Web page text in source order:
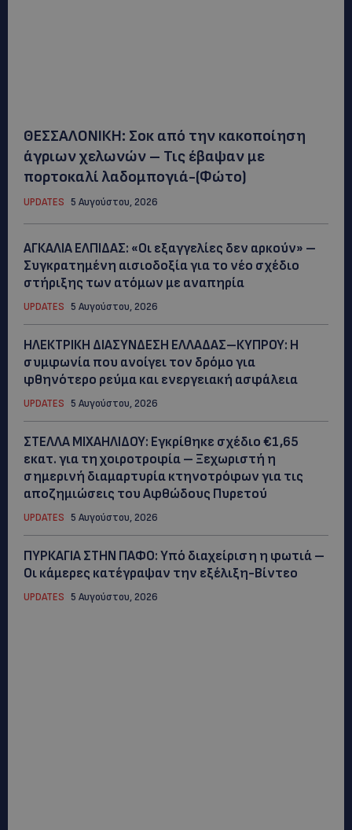
ΘΕΣΣΑΛΟΝΙΚΗ: Σοκ από την κακοποίηση
άγριων χελωνών – Τις έβαψαν με
πορτοκαλί λαδομπογιά-(Φώτο)
UPDATES 5 Αυγούστου, 2026
ΑΓΚΑΛΙΑ ΕΛΠΙΔΑΣ: «Οι εξαγγελίες δεν αρκούν» –
Συγκρατημένη αισιοδοξία για το νέο σχέδιο
στήριξης των ατόμων με αναπηρία
UPDATES 5 Αυγούστου, 2026
ΗΛΕΚΤΡΙΚΗ ΔΙΑΣΥΝΔΕΣΗ ΕΛΛΑΔΑΣ–ΚΥΠΡΟΥ: Η
συμφωνία που ανοίγει τον δρόμο για
φθηνότερο ρεύμα και ενεργειακή ασφάλεια
UPDATES 5 Αυγούστου, 2026
ΣΤΕΛΛΑ ΜΙΧΑΗΛΙΔΟΥ: Εγκρίθηκε σχέδιο €1,65
εκατ. για τη χοιροτροφία – Ξεχωριστή η
σημερινή διαμαρτυρία κτηνοτρόφων για τις
αποζημιώσεις του Αφθώδους Πυρετού
UPDATES 5 Αυγούστου, 2026
ΠΥΡΚΑΓΙΑ ΣΤΗΝ ΠΑΦΟ: Υπό διαχείριση η φωτιά –
Οι κάμερες κατέγραψαν την εξέλιξη-Βίντεο
UPDATES 5 Αυγούστου, 2026